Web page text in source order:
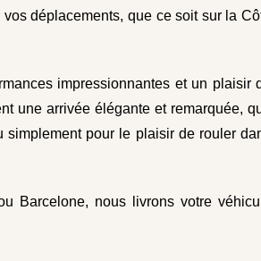
déplacements, que ce soit sur la
impressionnantes et un plaisir
une arrivée élégante et remarquée,
pour le plaisir de rouler
Barcelone, nous livrons votre